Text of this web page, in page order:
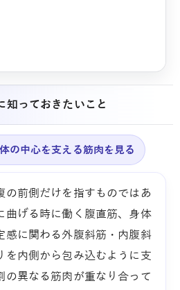
知っておきたいこと
の中心を支える筋肉を見る
の前側だけを指すものではあ
曲げる時に働く腹直筋、身体
感に関わる外腹斜筋・内腹斜
を内側から包み込むように支
の異なる筋肉が重なり合って